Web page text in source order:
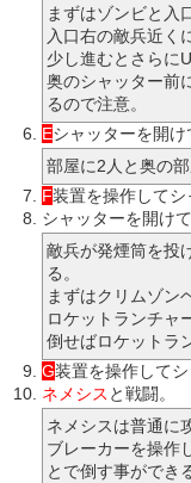
まずはゾンビと入
入口右の敵兵近く
少し進むとさらに
奥のシャッター前
るので注意。
Eシャッターを開け
部屋に2人と奥の
F装置を操作してシ
シャッターを開け
敵兵が発煙筒を投
る。
まずはクリムゾン
ロケットランチャ
倒せばロケットラ
G装置を操作して
ネメシス と戦闘。
ネメシスは普通に
ブレーカーを操作
とで倒す事ができ